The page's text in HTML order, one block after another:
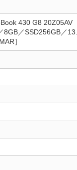
430 G8 20Z05AV
8GB／SSD256GB／
］